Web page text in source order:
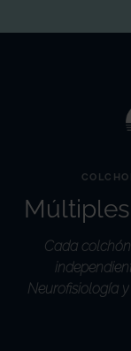
Cada
Neurofisiología